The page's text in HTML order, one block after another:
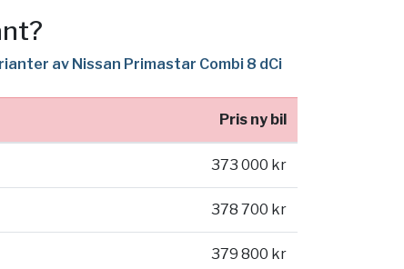
av Nissan Primastar Combi 8 dCi
Pris ny bil
373 000 kr
378 700 kr
379 800 kr